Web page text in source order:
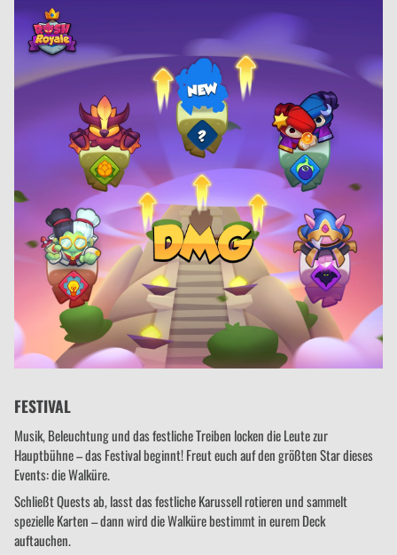
FESTIVAL
Musik, Beleuchtung und das festliche Treiben locken die Leute zur
Hauptbühne – das Festival beginnt! Freut euch auf den größten Star dieses
Events: die Walküre.
Schließt Quests ab, lasst das festliche Karussell rotieren und sammelt
spezielle Karten – dann wird die Walküre bestimmt in eurem Deck
auftauchen.